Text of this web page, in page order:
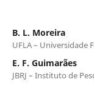
B. L. Moreira
UFLA – Universidade
E. F. Guimarães
JBRJ – Instituto de